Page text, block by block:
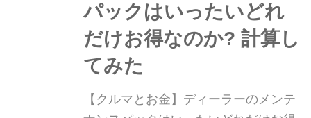
パックはいったいどれ
だけお得なのか? 計算し
てみた
【クルマとお金】ディーラーのメンテ